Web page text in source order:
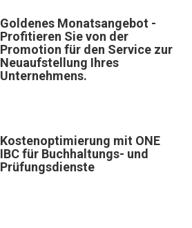
Goldenes Monatsangebot -
Profitieren Sie von der
Promotion für den Service zur
Neuaufstellung Ihres
Unternehmens.
Kostenoptimierung mit ONE
IBC für Buchhaltungs- und
Prüfungsdienste